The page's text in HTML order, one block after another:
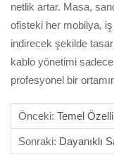
netlik artar. Masa,
ofisteki her mobilya, iş
indirecek şekilde
kablo yönetimi
profesyonel bir
Önceki: Temel
Sonraki: Dayanıklı